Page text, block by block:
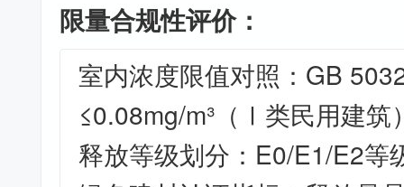
限量合规性评价：
室内浓度限值对照：GB
≤0.08mg/m³（Ⅰ类民用建筑
释放等级划分：E0/E1/E2等